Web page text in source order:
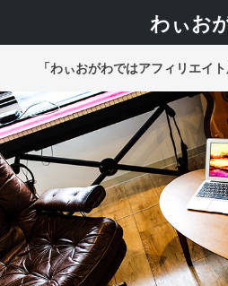
わぃお
「わぃおがわではアフィリエイ